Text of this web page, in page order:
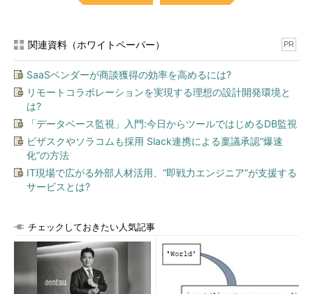
関連資料（ホワイトペーパー） PR
SaaSベンダーが商談獲得の効率を高めるには?
リモートコラボレーションを実現する理想の設計開発環境と
は?
「データベース監視」入門:今日からツールではじめるDB監視
ビザスクやソラコムも採用 Slack連携による稟議承認“爆速
化”の方法
IT現場で広がる外部人材活用、“即戦力エンジニア”が支援する
サービスとは?
チェックしておきたい人気記事